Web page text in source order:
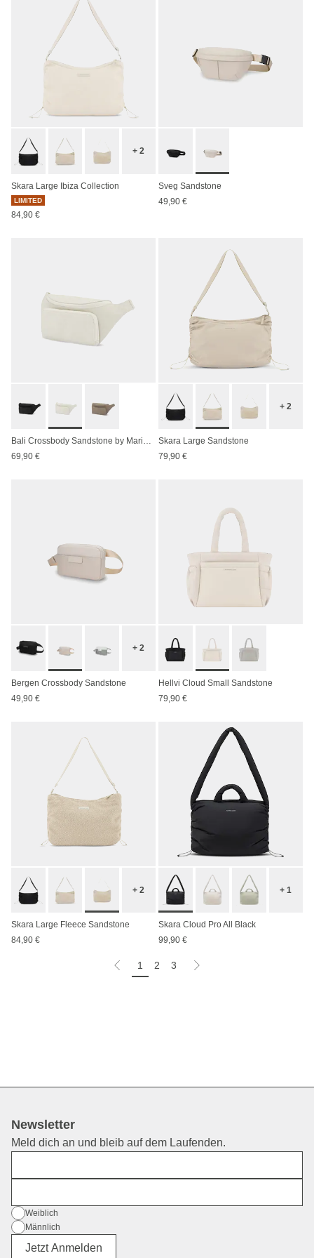
+ 2
Skara Large Ibiza Collection
LIMITED
84,90 €
Sveg Sandstone
49,90 €
Bali Crossbody Sandstone by Mariefeandjakesnow
69,90 €
+ 2
Skara Large Sandstone
79,90 €
+ 2
Bergen Crossbody Sandstone
49,90 €
Hellvi Cloud Small Sandstone
79,90 €
+ 2
Skara Large Fleece Sandstone
84,90 €
+ 1
Skara Cloud Pro All Black
99,90 €
1 2 3
Newsletter
Meld dich an und bleib auf dem Laufenden.
Geschlecht
Weiblich
Männlich
Divers
Jetzt Anmelden